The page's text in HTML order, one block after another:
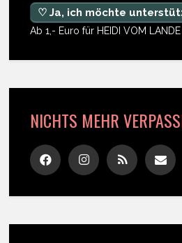
♡ Ja, ich möchte
Ab 1,- Euro für HEIDI VOM
NICHTS MEHR